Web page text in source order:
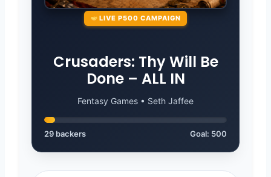
LIVE P500 CAMPAIGN
Crusaders: Thy Will Be
Done – ALL IN
Fentasy Games • Seth Jaffee
29 backers Goal: 500